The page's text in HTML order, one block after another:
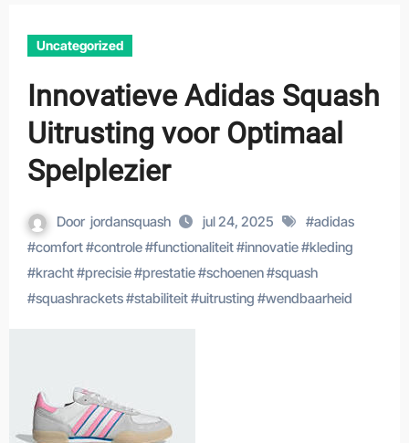
Uncategorized
Innovatieve Adidas Squash
Uitrusting voor Optimaal
Spelplezier
Door jordansquash jul 24, 2025 #adidas
#comfort#controle#functionaliteit#innovatie#kleding
#kracht#precisie#prestatie#schoenen#squash
#squashrackets#stabiliteit#uitrusting #wendbaarheid